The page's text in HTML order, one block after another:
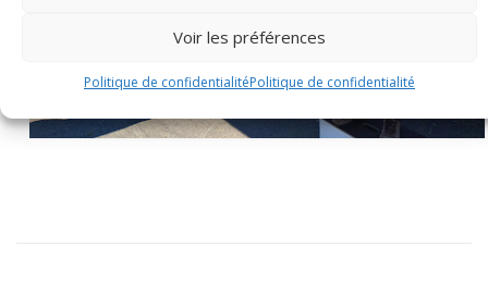
Voir les préférences
Politique de confidentialitéPolitique de confidentialité